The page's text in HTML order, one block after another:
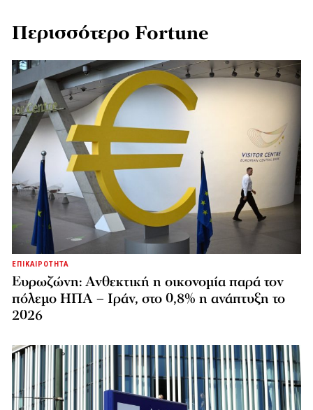
Περισσότερο Fortune
ΕΠΙΚΑΙΡΟΤΗΤΑ
Ευρωζώνη: Ανθεκτική η οικονομία παρά τον
πόλεμο ΗΠΑ – Ιράν, στο 0,8% η ανάπτυξη το
2026